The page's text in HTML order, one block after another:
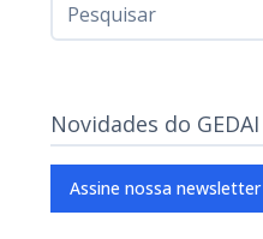
Novidades do GEDAI
Assine nossa newsletter